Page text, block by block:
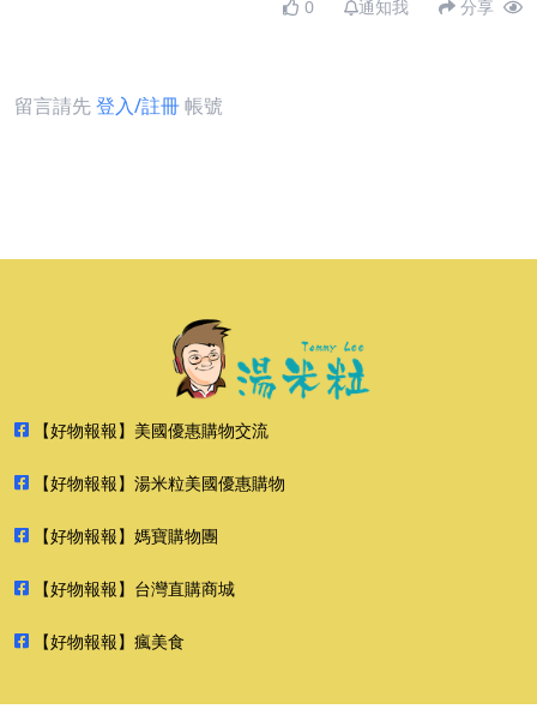
0 通知我 分享
留言請先登入/註冊帳號
【好物報報】美國優惠購物交流
【好物報報】湯米粒美國優惠購物
【好物報報】媽寶購物團
【好物報報】台灣直購商城
【好物報報】瘋美食